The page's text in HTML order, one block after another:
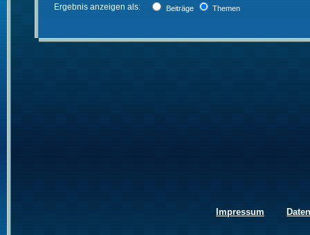
Ergebnis anzeigen als: Beiträge Themen
Impressum